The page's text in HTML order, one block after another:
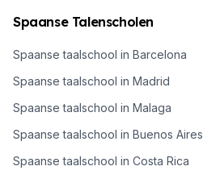
Spaanse Talenscholen
Spaanse taalschool in Barcelona
Spaanse taalschool in Madrid
Spaanse taalschool in Malaga
Spaanse taalschool in Buenos Aires
Spaanse taalschool in Costa Rica